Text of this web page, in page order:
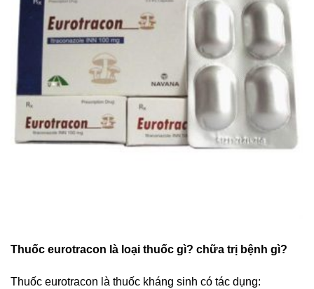
Thuốc eurotracon là loại thuốc gì? chữa trị bệnh gì?
Thuốc eurotracon là thuốc kháng sinh có tác dụng: